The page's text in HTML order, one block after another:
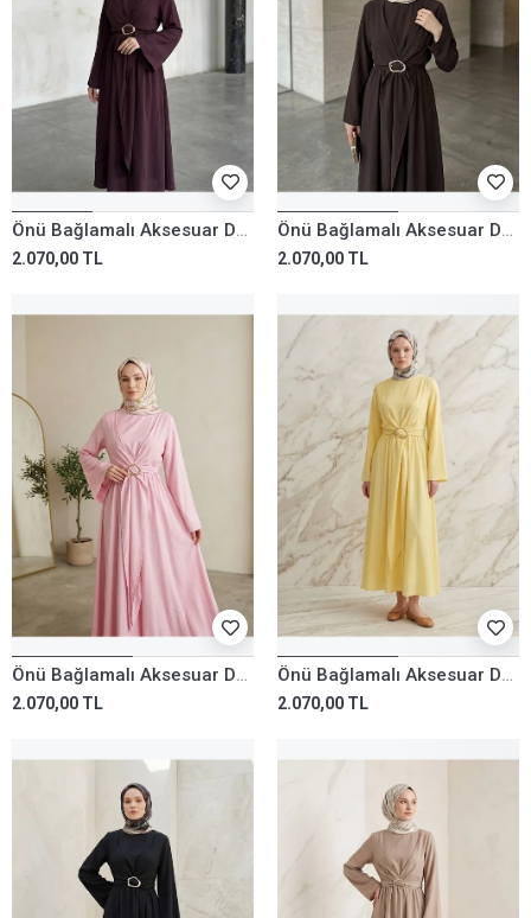
Önü Bağlamalı Aksesuar Detay Elbise-Bordo
2.070,00 TL
Önü Bağlamalı Aksesuar Detay Elbise-Kahve
2.070,00 TL
Önü Bağlamalı Aksesuar Detay Elbise-Pembe
2.070,00 TL
Önü Bağlamalı Aksesuar Detay Elbise-Sarı
2.070,00 TL